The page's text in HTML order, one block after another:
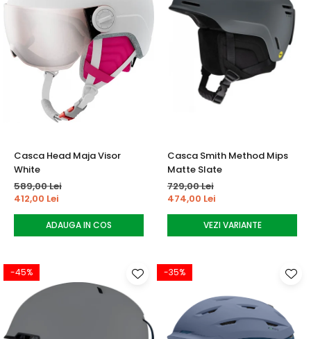
Casca Head Maja Visor
White
589,00 Lei
412,00 Lei
ADAUGA IN COS
Casca Smith Method Mips
Matte Slate
729,00 Lei
474,00 Lei
VEZI VARIANTE
-45% -35%